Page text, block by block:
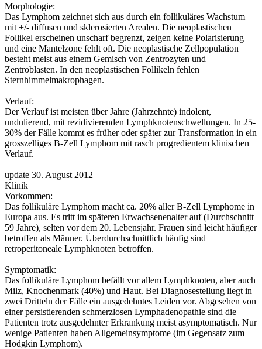
Morphologie:
Das Lymphom zeichnet sich aus durch ein follikuläres Wachstum
mit +/- diffusen und sklerosierten Arealen. Die neoplastischen
Follikel erscheinen unscharf begrenzt, zeigen keine Polarisierung
und eine Mantelzone fehlt oft. Die neoplastische Zellpopulation
besteht meist aus einem Gemisch von Zentrozyten und
Zentroblasten. In den neoplastischen Follikeln fehlen
Sternhimmelmakrophagen.
Verlauf:
Der Verlauf ist meisten über Jahre (Jahrzehnte) indolent,
undulierend, mit rezidivierenden Lymphknotenschwellungen. In 25-
30% der Fälle kommt es früher oder später zur Transformation in ein
grosszelliges B-Zell Lymphom mit rasch progredientem klinischen
Verlauf.
update 30. August 2012
Klinik
Vorkommen:
Das follikuläre Lymphom macht ca. 20% aller B-Zell Lymphome in
Europa aus. Es tritt im späteren Erwachsenenalter auf (Durchschnitt
59 Jahre), selten vor dem 20. Lebensjahr. Frauen sind leicht häufiger
betroffen als Männer. Überdurchschnittlich häufig sind
retroperitoneale Lymphknoten betroffen.
Symptomatik:
Das follikuläre Lymphom befällt vor allem Lymphknoten, aber auch
Milz, Knochenmark (40%) und Haut. Bei Diagnosestellung liegt in
zwei Dritteln der Fälle ein ausgedehntes Leiden vor. Abgesehen von
einer persistierenden schmerzlosen Lymphadenopathie sind die
Patienten trotz ausgedehnter Erkrankung meist asymptomatisch. Nur
wenige Patienten haben Allgemeinsymptome (im Gegensatz zum
Hodgkin Lymphom).